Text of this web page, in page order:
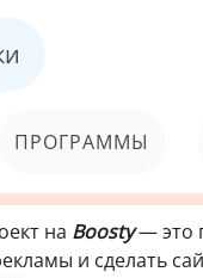
ПРОГРАММЫ
на Boosty— это
и сделать